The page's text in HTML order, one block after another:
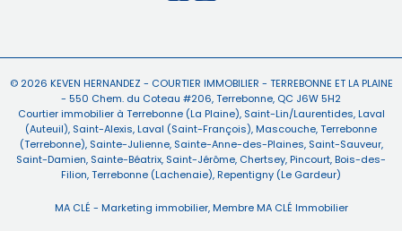
© 2026 KEVEN HERNANDEZ - COURTIER IMMOBILIER - TERREBONNE ET LA PLAINE
- 550 Chem. du Coteau #206, Terrebonne, QC J6W 5H2
Courtier immobilier à Terrebonne (La Plaine),Saint-Lin/Laurentides,Laval
(Auteuil), Saint-Alexis, Laval (Saint-François), Mascouche,Terrebonne
(Terrebonne),Sainte-Julienne,Sainte-Anne-des-Plaines,Saint-Sauveur,
Saint-Damien, Sainte-Béatrix, Saint-Jérôme, Chertsey, Pincourt, Bois-des-
Filion,Terrebonne (Lachenaie), Repentigny (Le Gardeur)
MA CLÉ - Marketing immobilier, Membre MA CLÉ Immobilier